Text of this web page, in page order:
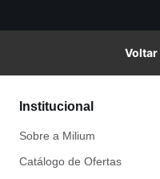
Voltar
Institucional
Sobre a Milium
Catálogo de Ofertas